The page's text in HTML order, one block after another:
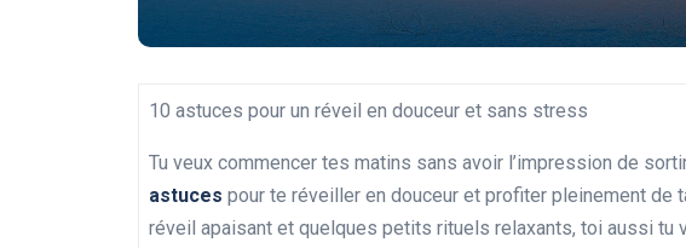
10 astuces pour un réveil en douceur et sans stress
Tu veux commencer tes matins sans avoir l’impression de
astuces pour te réveiller en douceur et profiter pleinement de
réveil apaisant et quelques petits rituels relaxants, toi aussi tu